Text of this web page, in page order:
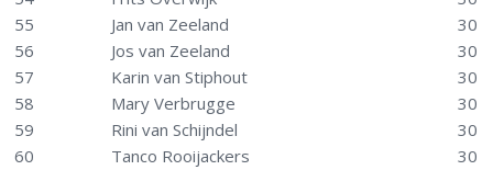
55
Jan van Zeeland
30
56
Jos van Zeeland
30
57
Karin van Stiphout
30
58
Mary Verbrugge
30
59
Rini van Schijndel
30
60
Tanco Rooijackers
30